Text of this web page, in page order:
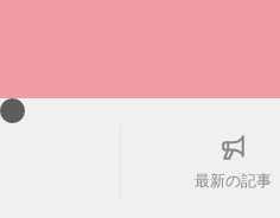
最新の記事